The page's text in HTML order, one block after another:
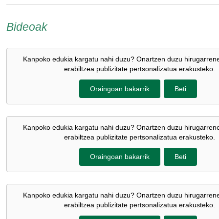
Bideoak
Kanpoko edukia kargatu nahi duzu? Onartzen duzu
erabiltzea publizitate pertsonalizatua erakusteko.
Oraingoan bakarrik Beti
Kanpoko edukia kargatu nahi duzu? Onartzen duzu
erabiltzea publizitate pertsonalizatua erakusteko.
Oraingoan bakarrik Beti
Kanpoko edukia kargatu nahi duzu? Onartzen duzu
erabiltzea publizitate pertsonalizatua erakusteko.